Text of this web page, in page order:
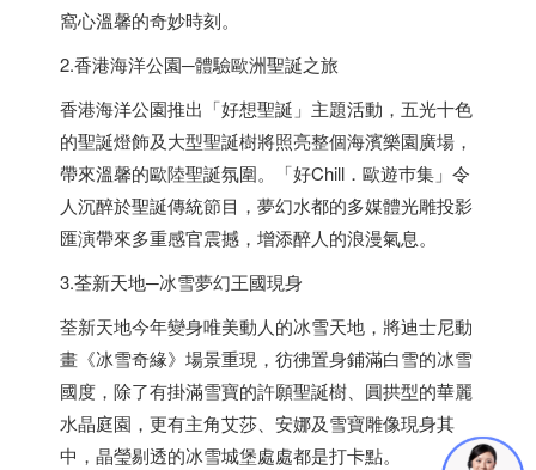
窩心溫馨的奇妙時刻。
2.香港海洋公園─體驗歐洲聖誕之旅
香港海洋公園推出「好想聖誕」主題活動，五光十色
的聖誕燈飾及大型聖誕樹將照亮整個海濱樂園廣場，
帶來溫馨的歐陸聖誕氛圍。「好Chill．歐遊巿集」令
人沉醉於聖誕傳統節目，夢幻水都的多媒體光雕投影
匯演帶來多重感官震撼，增添醉人的浪漫氣息。
3.荃新天地─冰雪夢幻王國現身
荃新天地今年變身唯美動人的冰雪天地，將迪士尼動
畫《冰雪奇緣》場景重現，彷彿置身鋪滿白雪的冰雪
國度，除了有掛滿雪寶的許願聖誕樹、圓拱型的華麗
水晶庭園，更有主角艾莎、安娜及雪寶雕像現身其
中，晶瑩剔透的冰雪城堡處處都是打卡點。